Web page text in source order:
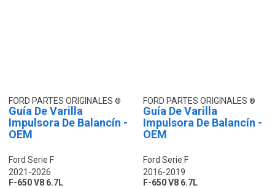
FORD PARTES ORIGINALES
Guía De Varilla
Impulsora De Balancín -
OEM
Ford Serie F
2021-2026
F-650 V8 6.7L
FORD PARTES ORIGINALES
Guía De Varilla
Impulsora De Balancín -
OEM
Ford Serie F
2016-2019
F-650 V8 6.7L